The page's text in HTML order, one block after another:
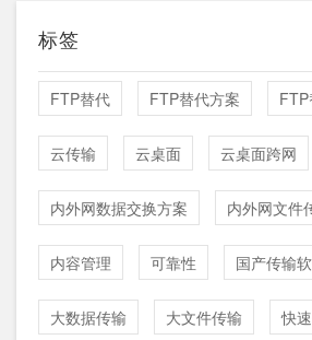
标签
FTP替代 FTP替代方案
云传输 云桌面 云桌面跨网
内外网数据交换方案 内外网文件
内容管理 可靠性 国产传输
大数据传输 大文件传输 快